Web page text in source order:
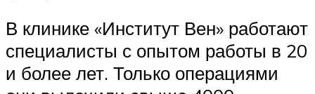
В клинике «Институт Вен» работают
специалисты с опытом работы в 20
и более лет. Только операциями